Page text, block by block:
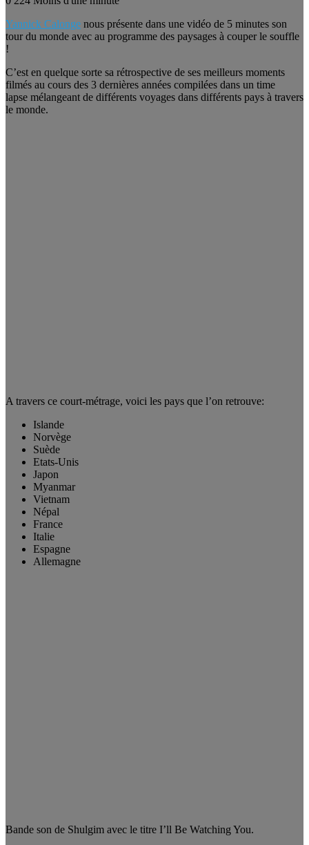
Yannick Calonge nous présente dans une vidéo de 5 minutes son
tour du monde avec au programme des paysages à couper le souffle
!
C’est en quelque sorte sa rétrospective de ses meilleurs moments
filmés au cours des 3 dernières années compilées dans un time
lapse mélangeant de différents voyages dans différents pays à travers
le monde.
A travers ce court-métrage, voici les pays que l’on retrouve:
Islande
Norvège
Suède
Etats-Unis
Japon
Myanmar
Vietnam
Népal
France
Italie
Espagne
Allemagne
Bande son de Shulgim avec le titre I’ll Be Watching You.